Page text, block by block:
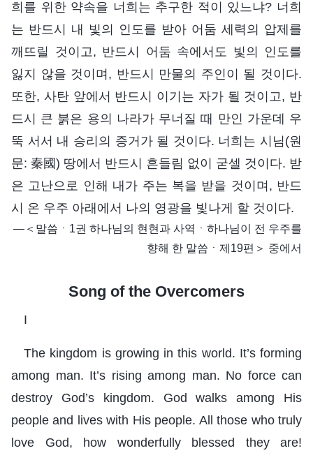
희를 위한 약속을 너희는 추구한 적이 있느냐? 너희
는 반드시 내 빛의 인도를 받아 어둠 세력의 압제를
깨뜨릴 것이고, 반드시 어둠 속에서도 빛의 인도를
잃지 않을 것이며, 반드시 만물의 주인이 될 것이다.
또한, 사탄 앞에서 반드시 이기는 자가 될 것이고, 반
드시 큰 붉은 용의 나라가 무너질 때 만인 가운데 우
뚝 서서 내 승리의 증거가 될 것이다. 너희는 시님(원
문: 秦國) 땅에서 반드시 흔들림 없이 굳셀 것이다. 받
은 고난으로 인해 내가 주는 복을 받을 것이며, 반드
시 온 우주 아래에서 나의 영광을 빛나게 할 것이다.
―＜말씀ㆍ1권 하나님의 현현과 사역ㆍ하나님이 전 우주를
향해 한 말씀ㆍ제19편＞ 중에서
Song of the Overcomers
I
The kingdom is growing in this world. It’s forming
among man. It’s rising among man. No force can
destroy God’s kingdom. God walks among His
people and lives with His people. All those who truly
love God, how wonderfully blessed they are!